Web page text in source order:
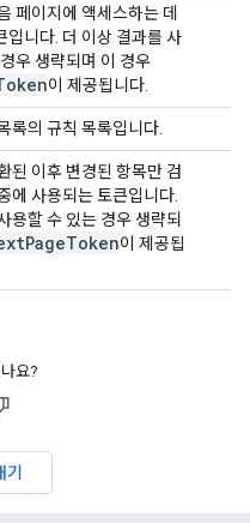
페이지에 액세스하는 데
입니다. 더 이상 결과를 사
우 생략되며 이 경우
이 제공됩니다.
록의 규칙 목록입니다.
된 이후 변경된 항목만 검
에 사용되는 토큰입니다.
용할 수 있는 경우 생략되
PageToken이 제공됩
요?
기